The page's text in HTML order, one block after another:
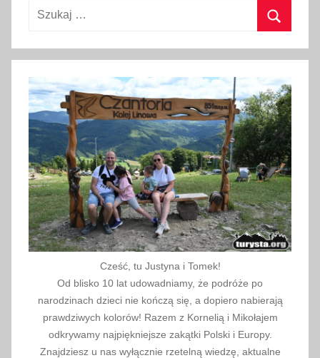
0
1
8
Szukaj:
Cześć, tu Justyna i Tomek!
Od blisko 10 lat udowadniamy, że podróże po
narodzinach dzieci nie kończą się, a dopiero nabierają
prawdziwych kolorów! Razem z Kornelią i Mikołajem
odkrywamy najpiękniejsze zakątki Polski i Europy.
Znajdziesz u nas wyłącznie rzetelną wiedzę, aktualne